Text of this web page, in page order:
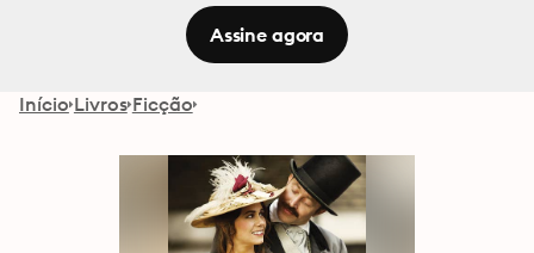
Assine agora
Início Livros Ficção